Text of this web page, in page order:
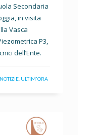
Secondaria
in visita
Vasca
P3,
dell’Ente.
NOTIZIE ULTIM'ORA